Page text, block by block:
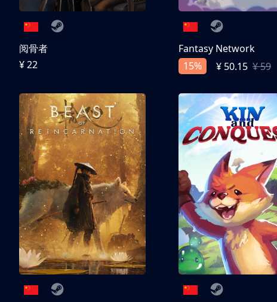
阅骨者
¥ 22
Fantasy Network
15%
¥ 50.15 ¥ 59